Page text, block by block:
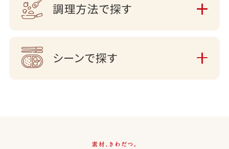
調理方法で探す
シーンで探す